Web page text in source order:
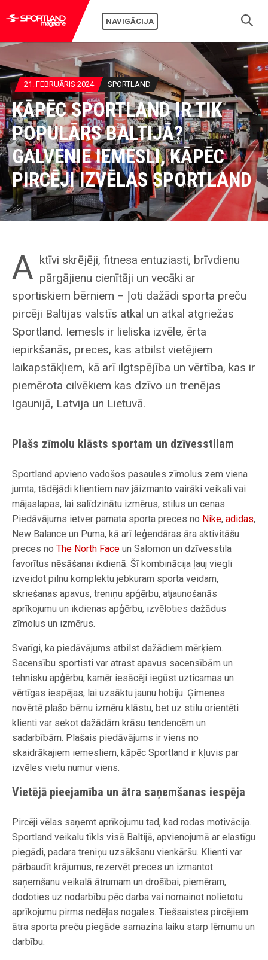
NAVIGĀCIJA
21. FEBRUĀRIS 2024 SPORTLAND
KĀPĒC SPORTLAND IR TIK
POPULĀRS BALTIJĀ?
GALVENIE IEMESLI, KĀPĒC
PIRCĒJI IZVĒLAS SPORTLAND
A ktīvi skrējēji, fitnesa entuziasti, brīvdienu
pārgājienu cienītāji un vecāki ar
sportiskiem bērniem – ļoti dažādi sporta preču
pircēji Baltijas valstīs atkal un atkal atgriežas
Sportland. Iemesls ir lieliska izvēle, ērta
iepirkšanās, preces, kas atbilst vietējiem
laikapstākļiem, kā arī ilgtspējība un vērtība, kas ir
piemērota cilvēkiem kas dzīvo un trenējas
Igaunijā, Latvija un Lietuvā.
Plašs zīmolu klāsts sportam un dzīvesstilam
Sportland apvieno vadošos pasaules zīmolus zem viena
jumta, tādējādi klientiem nav jāizmanto vairāki veikali vai
mājaslapas, lai salīdzinātu izmērus, stilus un cenas.
Piedāvājums ietver pamata sporta preces no Nike, adidas,
New Balance un Puma, kā arī leģendāras āra aktivitāšu
preces no The North Face un Salomon un dzīvesstila
favorītus nēsāšanai ikdienā. Šī kombinācija ļauj viegli
izveidot pilnu komplektu jebkuram sporta veidam,
skriešanas apavus, treniņu apģērbu, atjaunošanās
aprīkojumu un ikdienas apģērbu, izvēloties dažādus
zīmolus un izmērus.
Svarīgi, ka piedāvājums atbilst dažādiem mērķiem.
Sacensību sportisti var atrast apavus sacensībām un
tehnisku apģērbu, kamēr iesācēji iegūst uzticamas un
vērtīgas iespējas, lai uzsāktu jaunu hobiju. Ģimenes
novērtē plašo bērnu izmēru klāstu, bet uz stilu orientēti
klienti var sekot dažādām krāsu tendencēm un
sadarbībām. Plašais piedāvājums ir viens no
skaidrākajiem iemesliem, kāpēc Sportland ir kļuvis par
izvēles vietu numur viens.
Vietējā pieejamība un ātra saņemšanas iespēja
Pircēji vēlas saņemt aprīkojumu tad, kad rodas motivācija.
Sportland veikalu tīkls visā Baltijā, apvienojumā ar elastīgu
piegādi, padara treniņu uzsākšanu vienkāršu. Klienti var
pārbaudīt krājumus, rezervēt preces un izmantot
saņemšanu veikalā ātrumam un drošībai, piemēram,
dodoties uz nodarbību pēc darba vai nomainot nolietotu
aprīkojumu pirms nedēļas nogales. Tiešsaistes pircējiem
ātra sporta preču piegāde samazina laiku starp lēmumu un
darbību.